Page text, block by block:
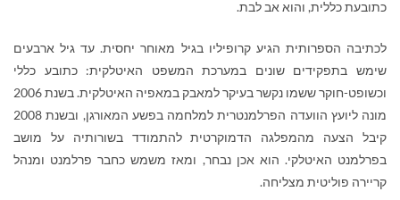
כתובעת כללית, והוא אב לבת.
לכתיבה הספרותית הגיע קרופיליו בגיל מאוחר יחסית. עד גיל ארבעים
שימש בתפקידים שונים במערכת המשפט האיטלקית: כתובע כללי
וכשופט-חוקר ששמו נקשר בעיקר למאבק במאפיה האיטלקית. בשנת 2006
מונה ליועץ הוועדה הפרלמנטרית למלחמה בפשע המאורגן, ובשנת 2008
קיבל הצעה מהמפלגה הדמוקרטית להתמודד בשורותיה על מושב
בפרלמנט האיטלקי. הוא אכן נבחר, ומאז משמש כחבר פרלמנט ומנהל
קריירה פוליטית מצליחה.